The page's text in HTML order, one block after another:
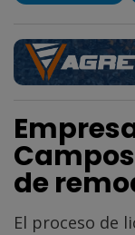
de
El proceso de